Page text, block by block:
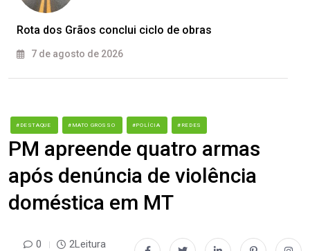
Rota dos Grãos conclui ciclo de obras
7 de agosto de 2026
#DESTAQUE #MATO GROSSO #POLÍCIA #REDES
PM apreende quatro armas
após denúncia de violência
doméstica em MT
0 2Leitura